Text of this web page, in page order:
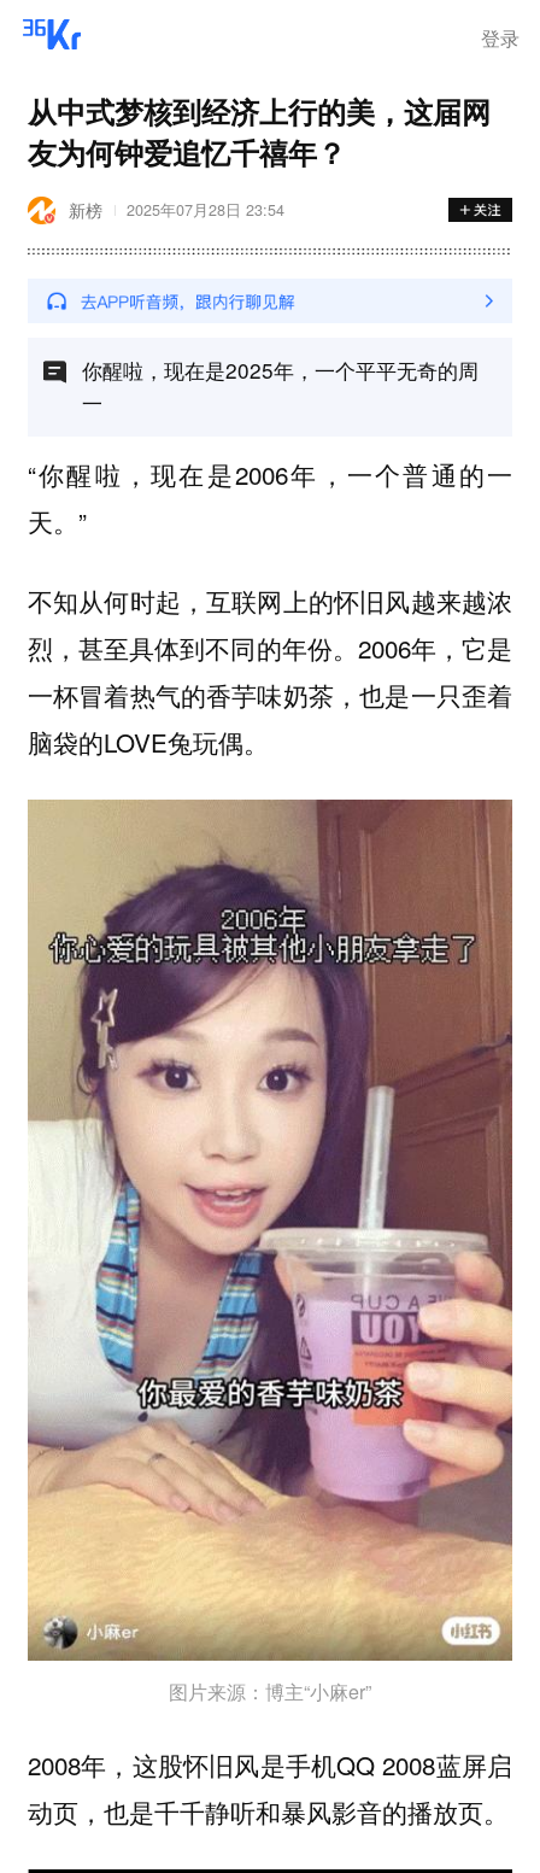
登录
从中式梦核到经济上行的美，这届网
友为何钟爱追忆千禧年？
新榜 2025年07月28日 23:54
你醒啦，现在是2025年，一个平平无奇的周
一
“你醒啦，现在是2006年，一个普通的一
天。”
不知从何时起，互联网上的怀旧风越来越浓
烈，甚至具体到不同的年份。 2006年，它是
一杯冒着热气的香芋味奶茶，也是一只歪着
脑袋的LOVE兔玩偶。
图片来源：博主“小麻er”
2008年，这股怀旧风是手机QQ 2008蓝屏启
动页，也是千千静听和暴风影音的播放页。